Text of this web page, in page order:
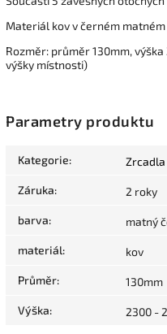
Materiál kov v černém
Rozměr: průměr 130mm,
výšky místnosti)
Parametry produktu
Kategorie: Zrcadla
Záruka: 2 roky
barva: matný
materiál: kov
Průměr: 130mm
Výška: 2300 -